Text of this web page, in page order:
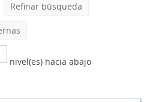
Refinar búsqueda
nivel(es) hacia abajo